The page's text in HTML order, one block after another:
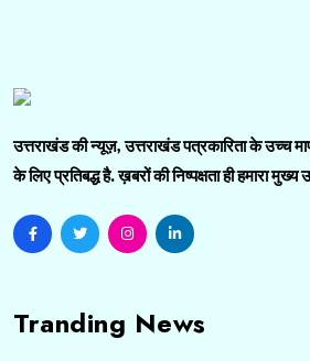
उत्तराखंड की न्यूज़, उत्तराखंड पत्रकारिता के उच्च
के लिए प्रतिबद्ध है. ख़बरों की निष्पक्षता ही हमारा मुख्य
Tranding News